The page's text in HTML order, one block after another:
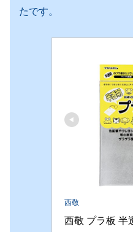
たです。
西敬
西敬 プラ板 半